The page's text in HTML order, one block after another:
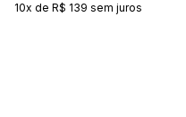
10x de R$ 139 sem juros